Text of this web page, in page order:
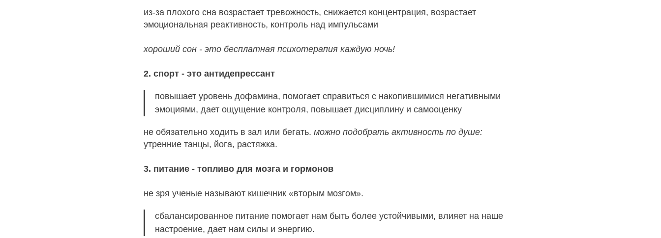
из-за плохого сна возрастает тревожность, снижается концентрация, возрастает
эмоциональная реактивность, контроль над импульсами
хороший сон - это бесплатная психотерапия каждую ночь!
2. спорт - это антидепрессант
повышает уровень дофамина, помогает справиться с накопившимися негативными
эмоциями, дает ощущение контроля, повышает дисциплину и самооценку
не обязательно ходить в зал или бегать. можно подобрать активность по душе:
утренние танцы, йога, растяжка.
3. питание - топливо для мозга и гормонов
не зря ученые называют кишечник «вторым мозгом».
сбалансированное питание помогает нам быть более устойчивыми, влияет на наше
настроение, дает нам силы и энергию.